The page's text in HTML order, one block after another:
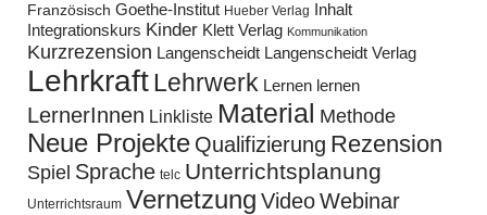
Französisch Goethe-Institut Hueber Verlag
Inhalt
Integrationskurs Kinder Klett Verlag Kommunikation
Kurzrezension Langenscheidt Langenscheidt Verlag
LehrkraftLehrwerk Lernen lernen
LernerInnen Linkliste Material Methode
Neue Projekte Qualifizierung Rezension
Spiel Sprache telc Unterrichtsplanung
Unterrichtsraum Vernetzung VideoWebinar